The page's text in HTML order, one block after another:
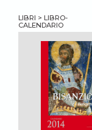
LIBRI > LIBRO-
CALENDARIO